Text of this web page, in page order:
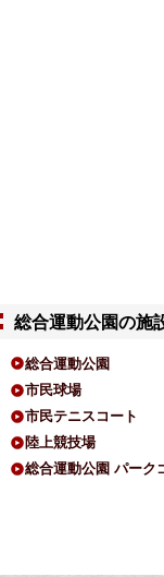
総合運動公園の施
総合運動公園
市民球場
市民テニスコート
陸上競技場
総合運動公園 パーク